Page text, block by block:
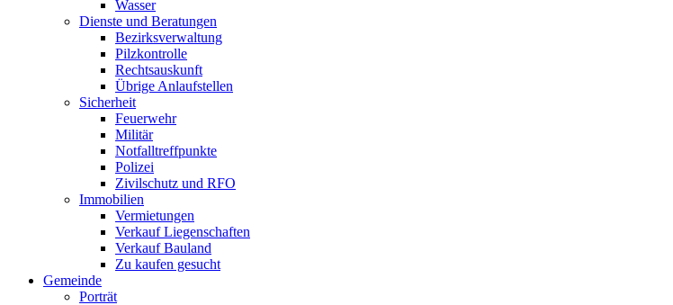
Wasser
Dienste und Beratungen
Bezirksverwaltung
Pilzkontrolle
Rechtsauskunft
Übrige Anlaufstellen
Sicherheit
Feuerwehr
Militär
Notfalltreffpunkte
Polizei
Zivilschutz und RFO
Immobilien
Vermietungen
Verkauf Liegenschaften
Verkauf Bauland
Zu kaufen gesucht
Gemeinde
Porträt